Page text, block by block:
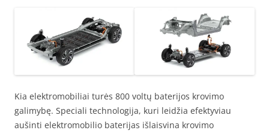
Kia elektromobiliai turės 800 voltų baterijos krovimo
galimybę. Speciali technologija, kuri leidžia efektyviau
aušinti elektromobilio baterijas išlaisvina krovimo